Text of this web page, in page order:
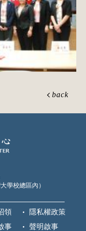
back
學校總區內）
領
事
隱私權政策
聲明啟事